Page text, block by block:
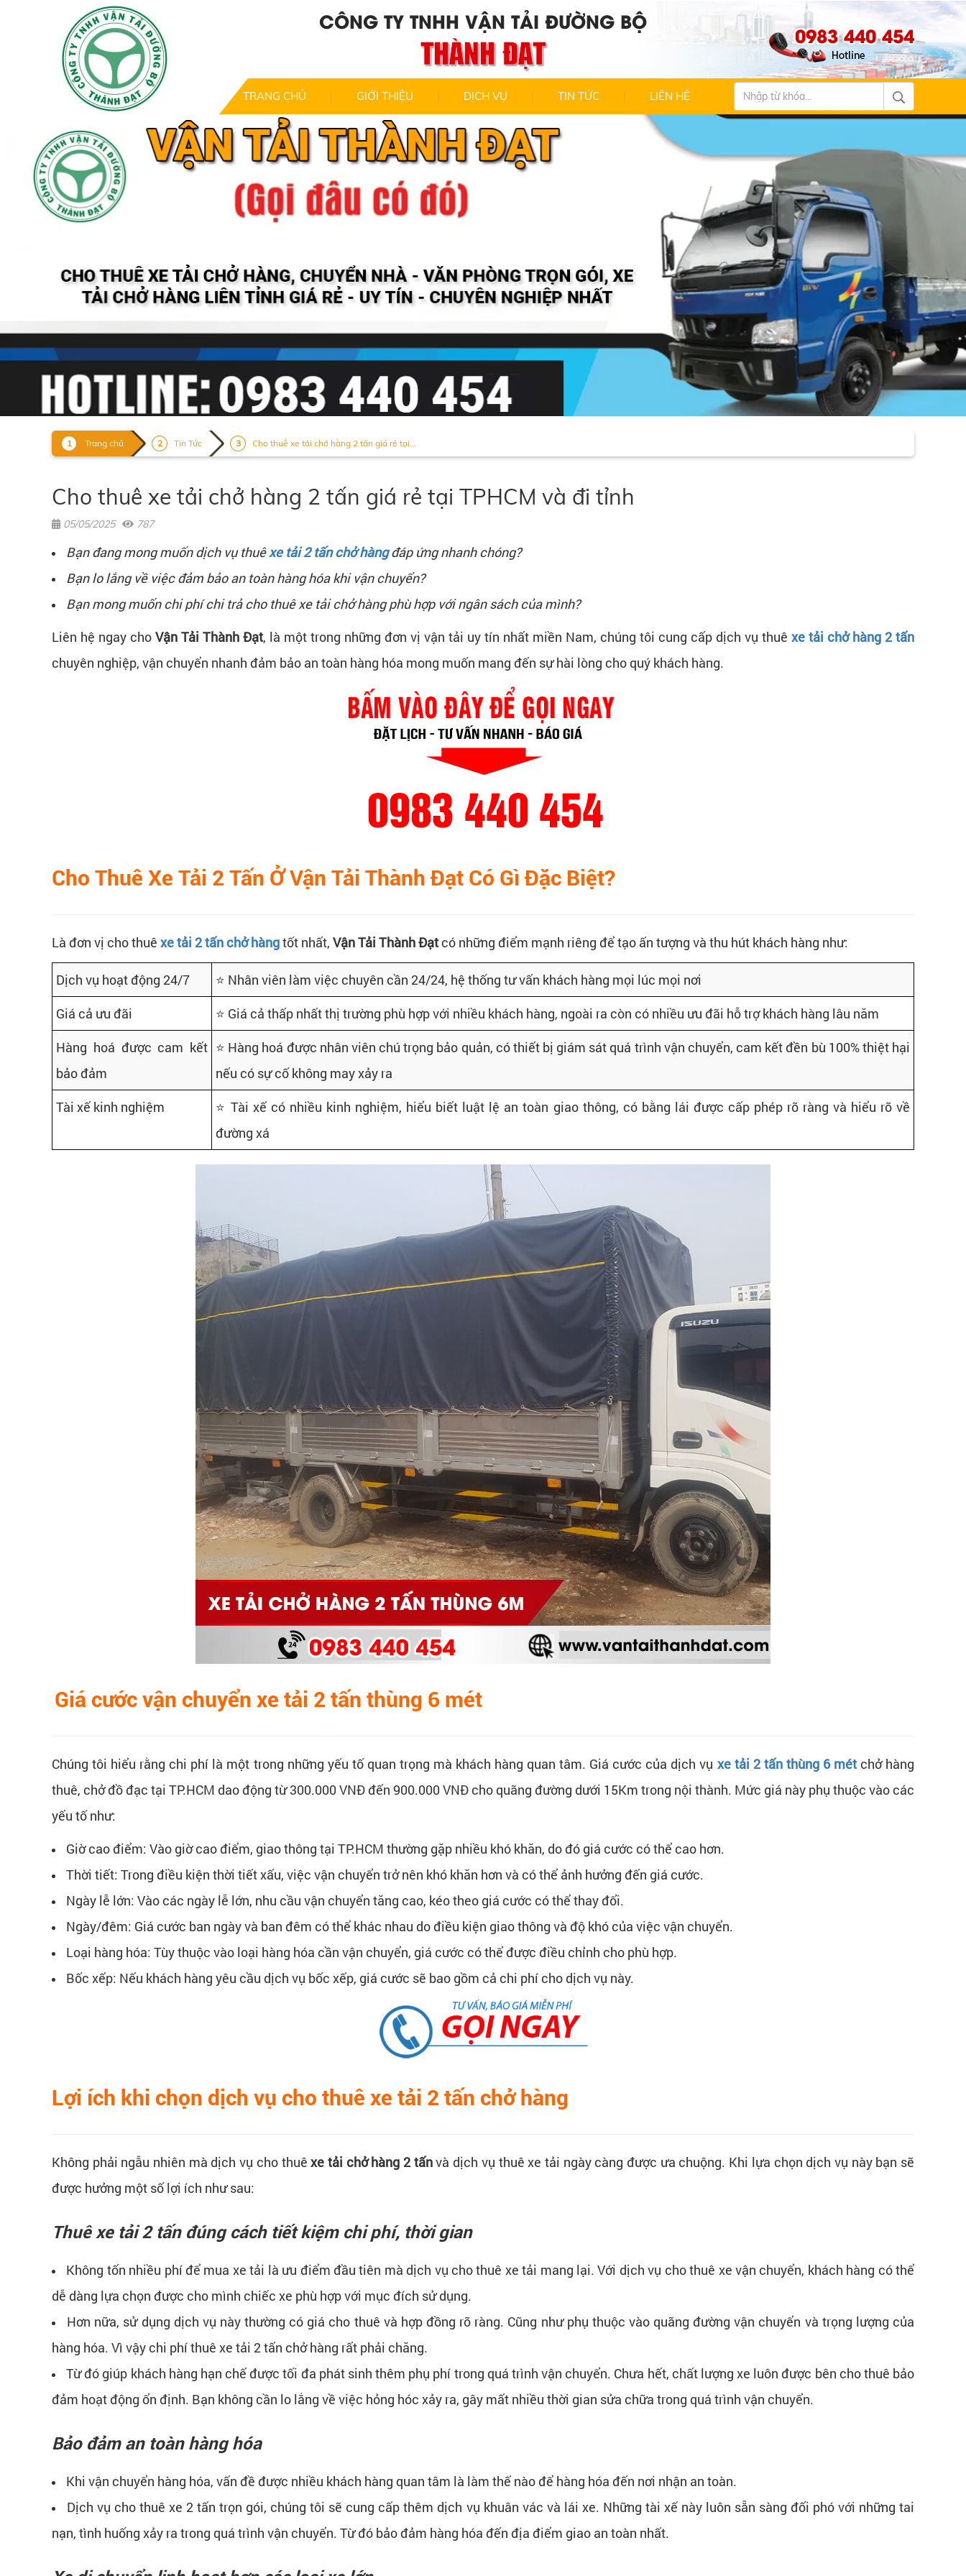
CÔNG TY TNHH VẬN TẢI ĐƯỜNG BỘ
THÀNH ĐẠT 0983 440 454
TRANG CHỦ GIỚI THIỆU DỊCH VỤ TIN TỨC LIÊN HỆ
Trang chủ Tin Tức Cho thuê xe tải chở hàng 2 tấn giá rẻ tại...
Cho thuê xe tải chở hàng 2 tấn giá rẻ tại TPHCM và đi tỉnh
05/05/2025 787
Bạn đang mong muốn dịch vụ thuêxe tải 2 tấn chở hàngđáp ứng nhanh chóng?
Bạn lo lắng về việc đảm bảo an toàn hàng hóa khi vận chuyển?
Bạn mong muốn chi phí chi trả cho thuê xe tải chở hàng phù hợp với ngân sách của mình?
Liên hệ ngay cho Vận Tải Thành Đạt, là một trong những đơn vị vận tải uy tín nhất miền Nam, chúng tôi cung cấp dịch vụ thuê xe tải chở hàng 2 tấn
chuyên nghiệp, vận chuyển nhanh đảm bảo an toàn hàng hóa mong muốn mang đến sự hài lòng cho quý khách hàng.
Cho Thuê Xe Tải 2 Tấn Ở Vận Tải Thành Đạt Có Gì Đặc Biệt?
Là đơn vị cho thuê xe tải 2 tấn chở hàngtốt nhất, Vận Tải Thành Đạtcó những điểm mạnh riêng để tạo ấn tượng và thu hút khách hàng như:
Dịch vụ hoạt động 24/7
⭐ Nhân viên làm việc chuyên cần 24/24, hệ thống tư vấn khách hàng mọi lúc mọi nơi
Giá cả ưu đãi
⭐ Giá cả thấp nhất thị trường phù hợp với nhiều khách hàng, ngoài ra còn có nhiều ưu đãi hỗ trợ khách hàng lâu năm
Hàng hoá được cam kết
bảo đảm
⭐ Hàng hoá được nhân viên chú trọng bảo quản, có thiết bị giám sát quá trình vận chuyển, cam kết đền bù 100% thiệt hại
nếu có sự cố không may xảy ra
Tài xế kinh nghiệm
⭐ Tài xế có nhiều kinh nghiệm, hiểu biết luật lệ an toàn giao thông, có bằng lái được cấp phép rõ ràng và hiểu rõ về
đường xá
Giá cước vận chuyển xe tải 2 tấn thùng 6 mét
Chúng tôi hiểu rằng chi phí là một trong những yếu tố quan trọng mà khách hàng quan tâm. Giá cước của dịch vụ xe tải 2 tấn thùng 6 métchở hàng
thuê, chở đồ đạc tại TP.HCM dao động từ 300.000 VNĐ đến 900.000 VNĐ cho quãng đường dưới 15Km trong nội thành. Mức giá này phụ thuộc vào các
yếu tố như:
Giờ cao điểm: Vào giờ cao điểm, giao thông tại TP.HCM thường gặp nhiều khó khăn, do đó giá cước có thể cao hơn.
Thời tiết: Trong điều kiện thời tiết xấu, việc vận chuyển trở nên khó khăn hơn và có thể ảnh hưởng đến giá cước.
Ngày lễ lớn: Vào các ngày lễ lớn, nhu cầu vận chuyển tăng cao, kéo theo giá cước có thể thay đổi.
Ngày/đêm: Giá cước ban ngày và ban đêm có thể khác nhau do điều kiện giao thông và độ khó của việc vận chuyển.
Loại hàng hóa: Tùy thuộc vào loại hàng hóa cần vận chuyển, giá cước có thể được điều chỉnh cho phù hợp.
Bốc xếp: Nếu khách hàng yêu cầu dịch vụ bốc xếp, giá cước sẽ bao gồm cả chi phí cho dịch vụ này.
Lợi ích khi chọn dịch vụ cho thuê xe tải 2 tấn chở hàng
Không phải ngẫu nhiên mà dịch vụ cho thuêxe tải chở hàng 2 tấnvà dịch vụ thuê xe tải ngày càng được ưa chuộng. Khi lựa chọn dịch vụ này bạn sẽ
được hưởng một số lợi ích như sau:
Thuê xe tải 2 tấn đúng cách tiết kiệm chi phí, thời gian
Không tốn nhiều phí để mua xe tải là ưu điểm đầu tiên mà dịch vụ cho thuê xe tải mang lại. Với dịch vụ cho thuê xe vận chuyển, khách hàng có thể
dễ dàng lựa chọn được cho mình chiếc xe phù hợp với mục đích sử dụng.
Hơn nữa, sử dụng dịch vụ này thường có giá cho thuê và hợp đồng rõ ràng. Cũng như phụ thuộc vào quãng đường vận chuyển và trọng lượng của
hàng hóa. Vì vậy chi phí thuê xe tải 2 tấn chở hàng rất phải chăng.
Từ đó giúp khách hàng hạn chế được tối đa phát sinh thêm phụ phí trong quá trình vận chuyển. Chưa hết, chất lượng xe luôn được bên cho thuê bảo
đảm hoạt động ổn định. Bạn không cần lo lắng về việc hỏng hóc xảy ra, gây mất nhiều thời gian sửa chữa trong quá trình vận chuyển.
Bảo đảm an toàn hàng hóa
Khi vận chuyển hàng hóa, vấn đề được nhiều khách hàng quan tâm là làm thế nào để hàng hóa đến nơi nhận an toàn.
Dịch vụ cho thuê xe 2 tấn trọn gói, chúng tôi sẽ cung cấp thêm dịch vụ khuân vác và lái xe. Những tài xế này luôn sẵn sàng đối phó với những tai
nạn, tình huống xảy ra trong quá trình vận chuyển. Từ đó bảo đảm hàng hóa đến địa điểm giao an toàn nhất.